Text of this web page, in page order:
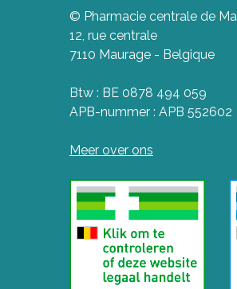
© Pharmacie centrale de
12, rue centrale
7110 Maurage - Belgique
Btw : BE 0878 494 059
APB-nummer : APB 552602
Meer over ons